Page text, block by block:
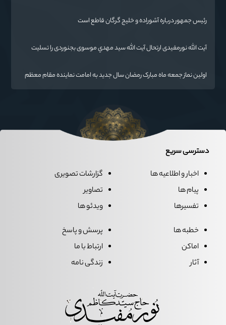
ایران اسلامی است.
رئیس جمهور درباره آشوراده و خلیج گرگان قاطع است
آیت الله نورمفیدی ارتحال آیت الله سيد مهدي موسوی بجنوردی را تسلیت
اولین نماز جمعه ماه مبارک رمضان سال جدید به امامت نماینده مقام معظم
دسترسی سریع
اخبار و اطلاعیه ها
پیام ها
تفسیرها
گزارشات تصویری
تصاویر
ویدئو ها
خطبه ها
اماکن
آثار
پرسش و پاسخ
ارتباط با ما
زندگی نامه